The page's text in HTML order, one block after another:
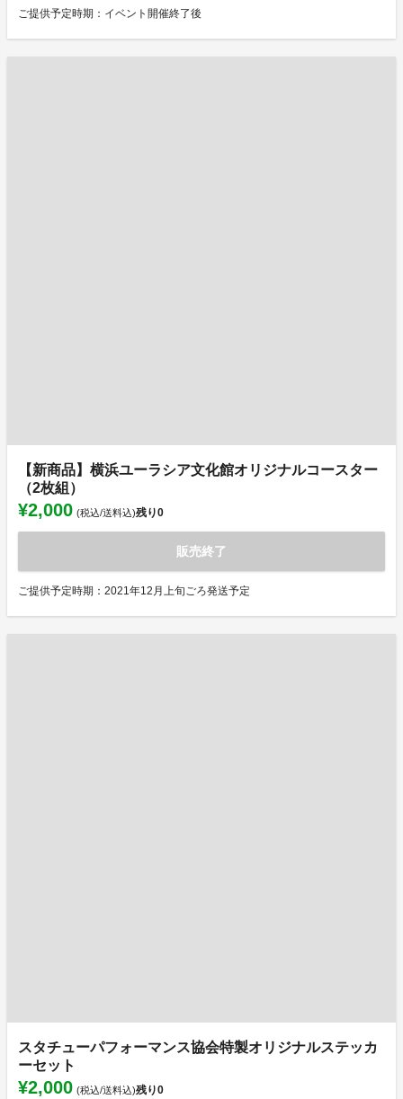
ご提供予定時期：イベント開催終了後
【新商品】横浜ユーラシア文化館オリジナルコースター
（2枚組）
¥2,000 (税込/送料込)残り0
販売終了
ご提供予定時期：2021年12月上旬ごろ発送予定
スタチューパフォーマンス協会特製オリジナルステッカ
ーセット
¥2,000 (税込/送料込)残り0